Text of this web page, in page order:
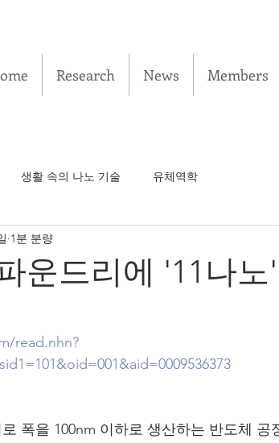
Research News Members
생활 속의 나노 기술 유체역학
운드리에 '11나노
1분 분량
read.nhn?
폭을 100nm 이하로 생산하는 반도체 공